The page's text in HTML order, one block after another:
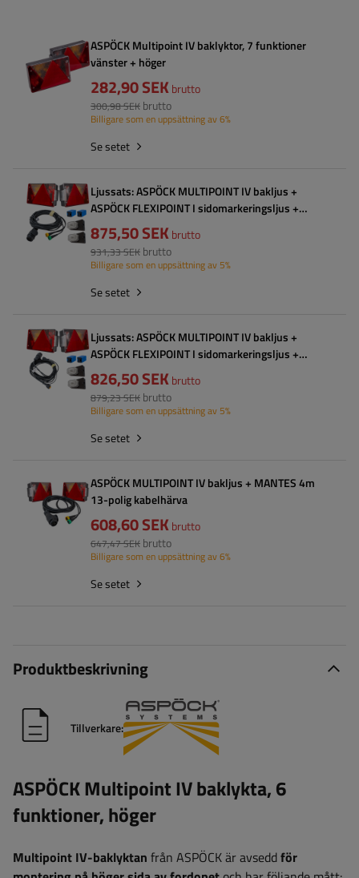
ASPÖCK Multipoint IV baklyktor, 7 funktioner
vänster + höger
282,90 SEKbrutto
300,98 SEK brutto
Billigare som en uppsättning av 6%
Se setet
Ljussats: ASPÖCK MULTIPOINT IV bakljus +
ASPÖCK FLEXIPOINT I sidomarkeringsljus +
MANTES 5,2m 13-polig kabelhärva
875,50 SEKbrutto
931,33 SEK brutto
Billigare som en uppsättning av 5%
Se setet
Ljussats: ASPÖCK MULTIPOINT IV bakljus +
ASPÖCK FLEXIPOINT I sidomarkeringsljus +
MANTES 4,5m 13-polig kabelhärva
826,50 SEKbrutto
879,23 SEK brutto
Billigare som en uppsättning av 5%
Se setet
ASPÖCK MULTIPOINT IV bakljus + MANTES 4m
13-polig kabelhärva
608,60 SEKbrutto
647,47 SEK brutto
Billigare som en uppsättning av 6%
Se setet
Produktbeskrivning
Tillverkare:
ASPÖCK Multipoint IV baklykta, 6
funktioner, höger
Multipoint IV-baklyktan från ASPÖCK är avseddför